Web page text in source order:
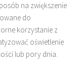
na zwiększenie
do
korzystanie z
oświetlenie
lub pory dnia.